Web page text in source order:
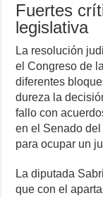
Fuertes
legislativa
La resolución
el Congreso de
diferentes
dureza la
fallo con
en el Senado
para ocupar un
La diputada
que con el